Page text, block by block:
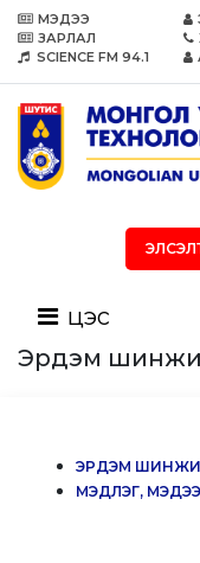
МЭДЭЭ
ЗАРЛАЛ
SCIENCE FM 94.1
цэс
Эрдэм
ЭРДЭМ
МЭДЛЭГ,